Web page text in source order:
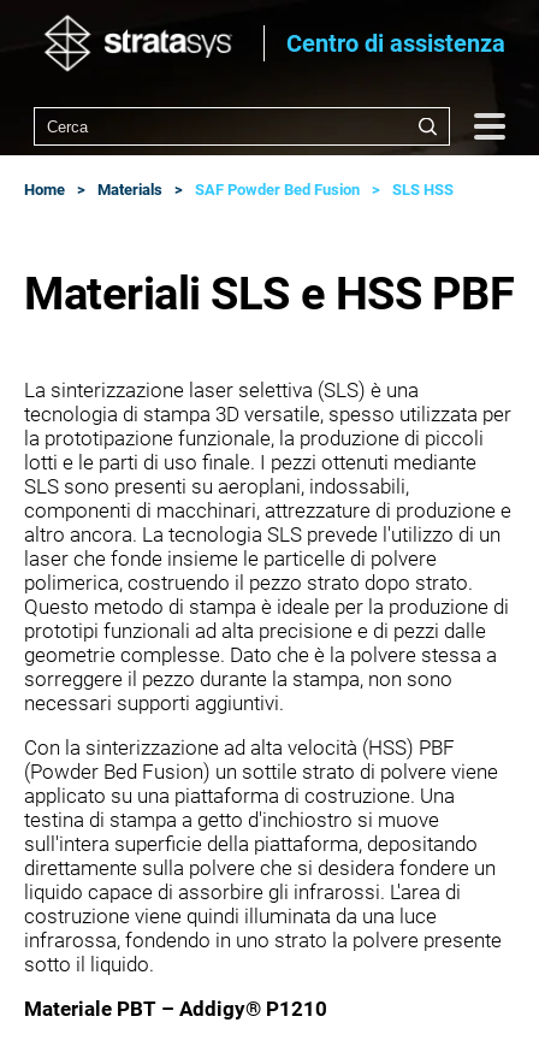
Centro di assistenza
Home Materials SAF Powder Bed Fusion SLS HSS
Materiali SLS e HSS PBF
La sinterizzazione laser selettiva (SLS) è una
tecnologia di stampa 3D versatile, spesso utilizzata per
la prototipazione funzionale, la produzione di piccoli
lotti e le parti di uso finale. I pezzi ottenuti mediante
SLS sono presenti su aeroplani, indossabili,
componenti di macchinari, attrezzature di produzione e
altro ancora. La tecnologia SLS prevede l'utilizzo di un
laser che fonde insieme le particelle di polvere
polimerica, costruendo il pezzo strato dopo strato.
Questo metodo di stampa è ideale per la produzione di
prototipi funzionali ad alta precisione e di pezzi dalle
geometrie complesse. Dato che è la polvere stessa a
sorreggere il pezzo durante la stampa, non sono
necessari supporti aggiuntivi.
Con la sinterizzazione ad alta velocità (HSS) PBF
(Powder Bed Fusion) un sottile strato di polvere viene
applicato su una piattaforma di costruzione. Una
testina di stampa a getto d'inchiostro si muove
sull'intera superficie della piattaforma, depositando
direttamente sulla polvere che si desidera fondere un
liquido capace di assorbire gli infrarossi. L'area di
costruzione viene quindi illuminata da una luce
infrarossa, fondendo in uno strato la polvere presente
sotto il liquido.
Materiale PBT – Addigy® P1210